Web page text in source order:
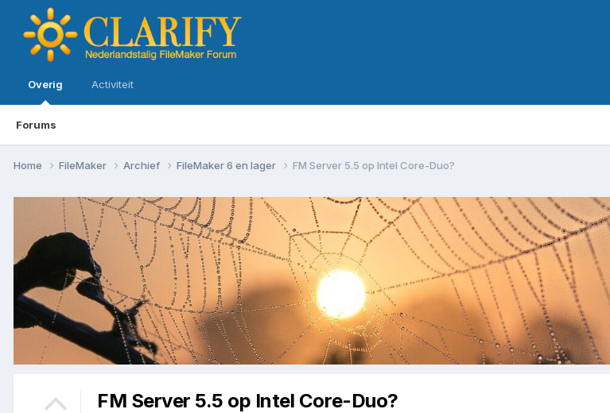
Overig
Forums
Activiteit
Home FileMaker Archief FileMaker 6 en lager FM Server 5.5 op Intel Core-Duo?
FM Server 5.5 op Intel Core-Duo?